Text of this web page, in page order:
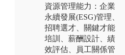
資源管理能力：企業
永續發展(ESG)管理、
招聘選才、關鍵才能
培訓、薪酬設計、績
效評估、員工關係管